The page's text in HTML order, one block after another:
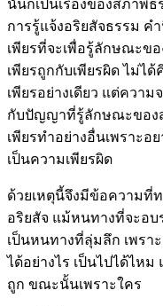
นั่นก็เป็นเรื่องของสภาพ
การรู้แจ้งอริยสัจธรรม ค
เพียรที่จะเพื่อรู้ลักษณะข
เพียรถูกกับเพียรผิด ไม่ไ
เพียรอย่างเดียว แต่ความ
กับปัญญาที่รู้ลักษณะของ
เพียรทำอย่างอื่นเพราะ
เป็นความเพียรผิด
ด้วยเหตุนี้จึงมีข้อความที่
อริยสัจ แม้หนทางที่จะอ
เป็นหนทางที่ลุ่มลึก เพรา
ได้อย่างไร เป็นไปได้ไห
ถูก ขณะนั้นเพราะใคร